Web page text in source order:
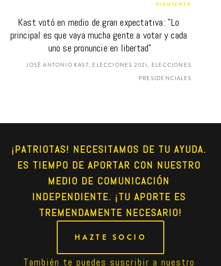
SIGUIENTE
Kast votó en medio de gran expectativa: "Lo
principal es que vaya mucha gente a votar y cada
uno se pronuncie en libertad”
JOSÉ ANTONIO KAST, ELECCIONES 2021, ELECCIONES
PRESIDENCIALES
¡PATRIOTAS! NECESITAMOS DE TU AYUDA.
ES TIEMPO DE APORTAR CON NUESTRO
MEDIO DE COMUNICACIÓN
INDEPENDIENTE. ¡TU APORTE ES
TREMENDAMENTE NECESARIO!
HAZTE SOCIO